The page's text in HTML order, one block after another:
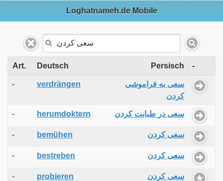
Loghatnameh.de Mobile
Art. Deutsch Persisch -
- verdrängen
سعی به فراموشی
کردن
- herumdoktern سعی در طبابت کردن
- bemühen سعی کردن
- bestreben سعی کردن
- probieren سعی کردن